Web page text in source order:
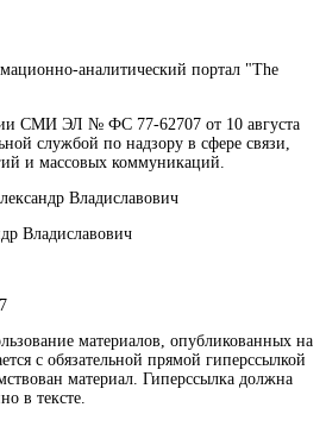
аналитический портал "The
СМИ ЭЛ № ФС 77-62707 от 10 августа
службой по надзору в сфере связи,
и массовых коммуникаций.
Владиславович
Владиславович
материалов, опубликованных на
с обязательной прямой гиперссылкой
материал. Гиперссылка должна
в тексте.